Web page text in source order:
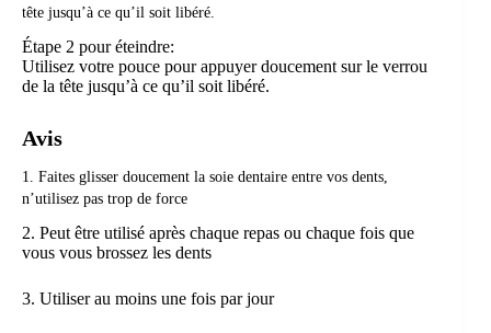
tête jusqu’à ce qu’il soit libéré.
Étape 2 pour éteindre:
Utilisez votre pouce pour appuyer doucement sur le verrou
de la tête jusqu’à ce qu’il soit libéré.
Avis
1. Faites glisser doucement la soie dentaire entre vos dents,
n’utilisez pas trop de force
2. Peut être utilisé après chaque repas ou chaque fois que
vous vous brossez les dents
3. Utiliser au moins une fois par jour